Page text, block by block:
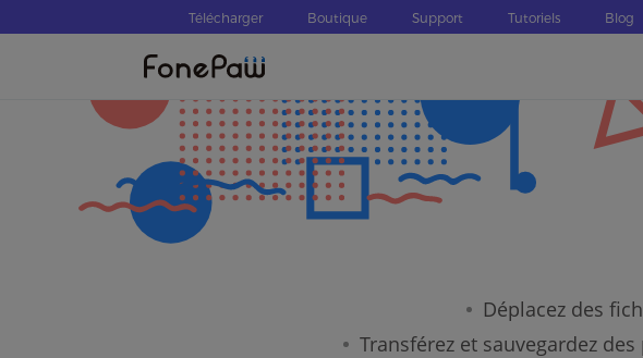
Télécharger Boutique Support Tutoriels Blog
Déplacez des
Transférez et sauvegardez